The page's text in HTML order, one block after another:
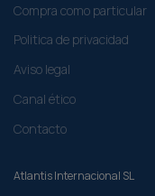
Compra como particular​
Politica de privacidad
Aviso legal
Canal ético
Contacto
Atlantis Internacional SL